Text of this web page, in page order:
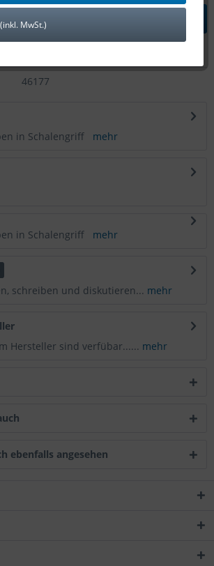
46177
in Schalengriff mehr
in Schalengriff mehr
schreiben und diskutieren... mehr
Hersteller sind verfübar...... mehr
ebenfalls angesehen
(inkl. MwSt.)